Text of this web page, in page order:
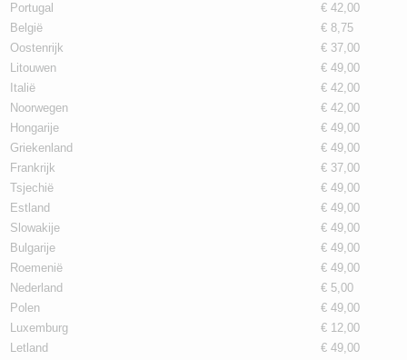
Portugal
€ 42,00
België
€ 8,75
Oostenrijk
€ 37,00
Litouwen
€ 49,00
Italië
€ 42,00
Noorwegen
€ 42,00
Hongarije
€ 49,00
Griekenland
€ 49,00
Frankrijk
€ 37,00
Tsjechië
€ 49,00
Estland
€ 49,00
Slowakije
€ 49,00
Bulgarije
€ 49,00
Roemenië
€ 49,00
Nederland
€ 5,00
Polen
€ 49,00
Luxemburg
€ 12,00
Letland
€ 49,00